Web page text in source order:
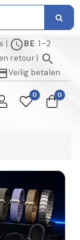
| scheduleBE: 1–2
retour| search
Veilig betalen
0 0